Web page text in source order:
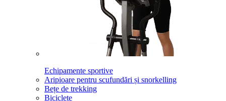
Echipamente sportive
Aripioare pentru scufundări și snorkelling
Bețe de trekking
Biciclete